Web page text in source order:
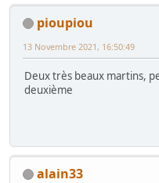
pioupiou
13 Novembre 2021, 16:50:49
Deux très beaux martins,
deuxième
alain33